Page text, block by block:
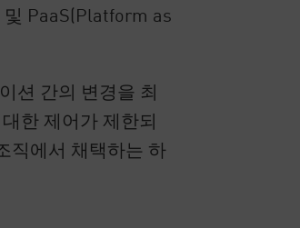
및 PaaS(Platform as
션 간의 변경을 최
한 제어가 제한되
직에서 채택하는 하